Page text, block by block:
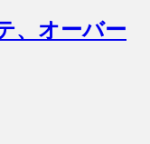
、オーバー